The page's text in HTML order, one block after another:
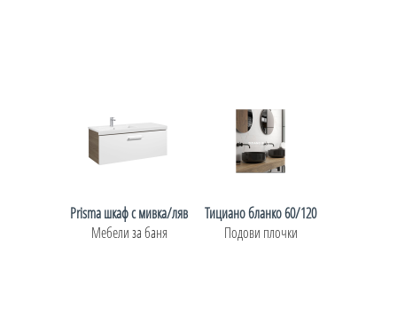
Prisma шкаф с мивка/ляв
Мебели за баня
Тициано бланко 60/120
Подови плочки